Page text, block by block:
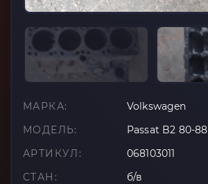
МАРКА:
Volkswagen
МОДЕЛЬ:
Passat B2 80-88
АРТИКУЛ:
068103011
СТАН:
б/в